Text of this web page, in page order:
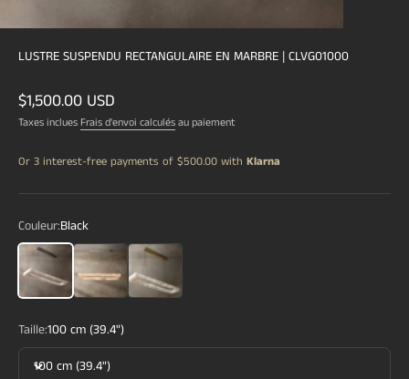
LUSTRE SUSPENDU RECTANGULAIRE EN MARBRE | CLVG01000
Prix de vente
$1,500.00 USD
Taxes inclues Frais d'envoi calculésau paiement
Or 3 interest-free payments of $500.00 with Klarna
Couleur:Black
Black
Silver Brass
Taille:100 cm (39.4")
100 cm (39.4")